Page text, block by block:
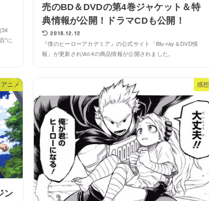
”に
売のBD＆DVDの第4巻ジャケット＆特
典情報が公開！ドラマCDも公開！
2018.12.12
『僕のヒーローアカデミア』の公式サイト「Blu-ray＆DVD情
報」が更新されVol.4の商品情報が公開されました。
アニメ
ン
感想